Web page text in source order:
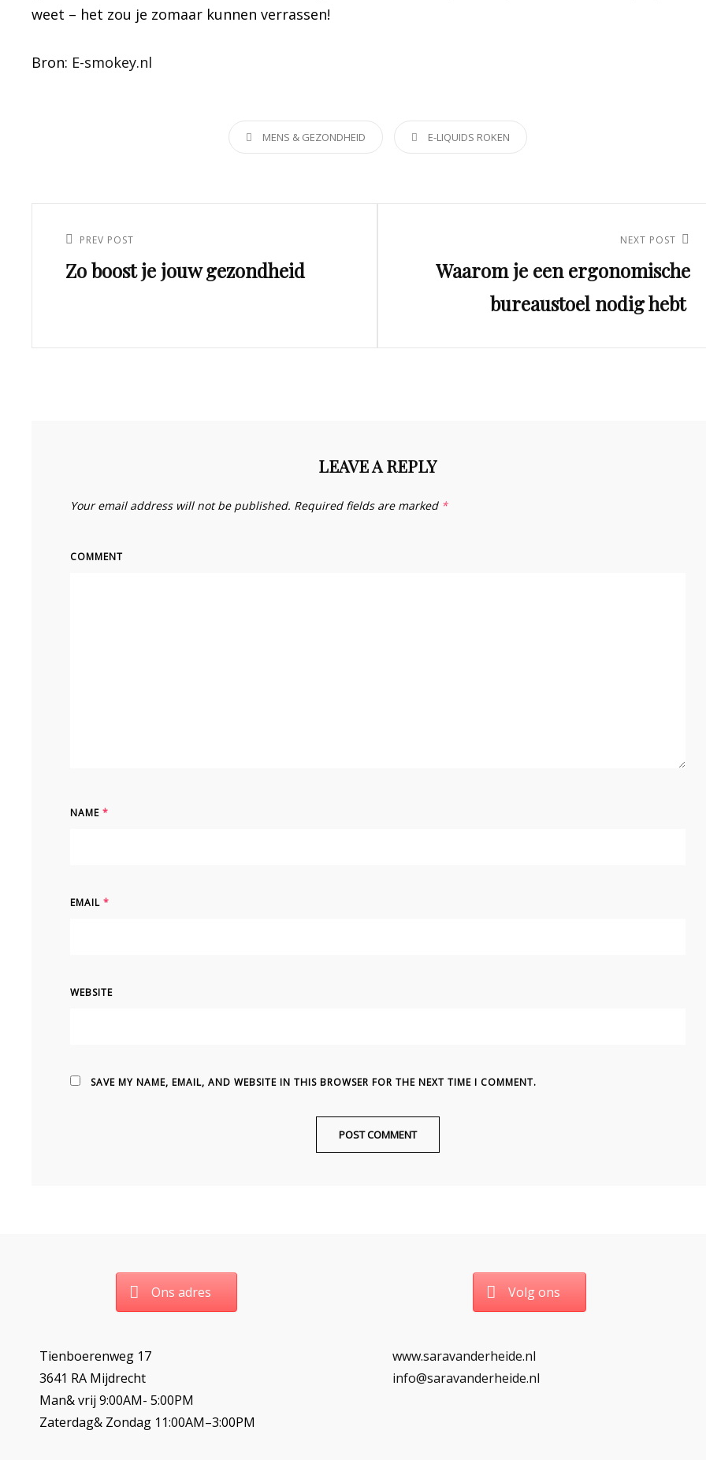
weet – het zou je zomaar kunnen verrassen!
Bron: E-smokey.nl
CATEGORIES
MENS & GEZONDHEID TAGS,E-LIQUIDS ROKEN
navigation
Previous
Post
PREV POST
Zo boost je jouw gezondheid
Post
NEXT POST
Waarom je een ergonomische
bureaustoel nodig hebt
LEAVE A REPLY
Your email address will not be published. Required fields are marked *
COMMENT
NAME *
EMAIL *
WEBSITE
SAVE MY NAME, EMAIL, AND WEBSITE IN THIS BROWSER FOR THE NEXT TIME I COMMENT.
Ons adres
Tienboerenweg 17
3641 RA Mijdrecht
Man& vrij 9:00AM- 5:00PM
Zaterdag& Zondag 11:00AM–3:00PM
Volg ons
www.saravanderheide.nl
info@saravanderheide.nl